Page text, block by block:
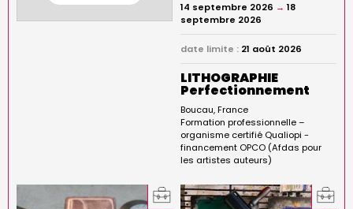
14 septembre 2026 → 18
septembre 2026
date limite : 21 août 2026
LITHOGRAPHIE
Perfectionnement
Boucau France
Formation professionnelle –
organisme certifié Qualiopi -
financement OPCO (Afdas pour
les artistes auteurs)